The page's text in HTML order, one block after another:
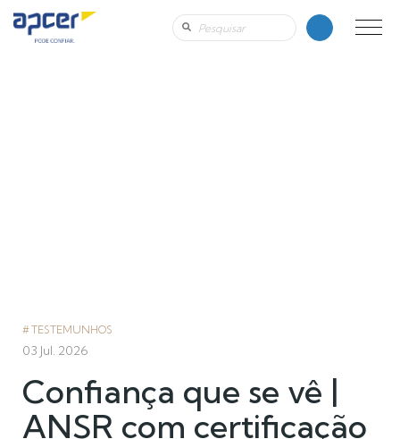
TESTEMUNHOS
03 Jul. 2026
Confiança que se vê |
ANSR com certificação